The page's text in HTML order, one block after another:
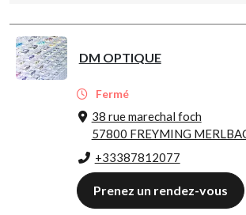
DM OPTIQUE
Fermé
38 rue marechal foch
57800 FREYMING
+33387812077
Prenez un rendez-vous